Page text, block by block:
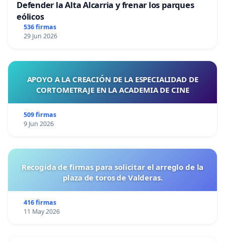
Defender la Alta Alcarria y frenar los parques
eólicos
536 firmas
29 Jun 2026
APOYO A LA CREACIÓN DE LA ESPECIALIDAD DE
CORTOMETRAJE EN LA ACADEMIA DE CINE
509 firmas
9 Jun 2026
Recogida de firmas para solicitar el arreglo de la
plaza de toros de Valderas.
416 firmas
11 May 2026